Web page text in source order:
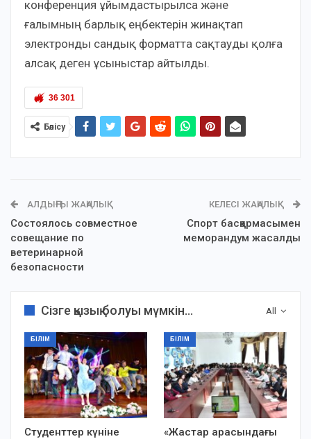
конференция ұйымдастырылса және
ғалымның барлық еңбектерін жинақтап
электронды сандық форматта сақтауды қолға
алсақ деген ұсыныстар айтылды.
36 301
Бөлісу
АЛДЫҢҒЫ ЖАҢАЛЫҚ
Состоялось совместное
совещание по
ветеринарной
безопасности
КЕЛЕСІ ЖАҢАЛЫҚ
Спорт басқармасымен
меморандум жасалды
All
Сізге қызық болуы мүмкін...
БІЛІМ
Студенттер күніне
БІЛІМ
«Жастар арасындағы